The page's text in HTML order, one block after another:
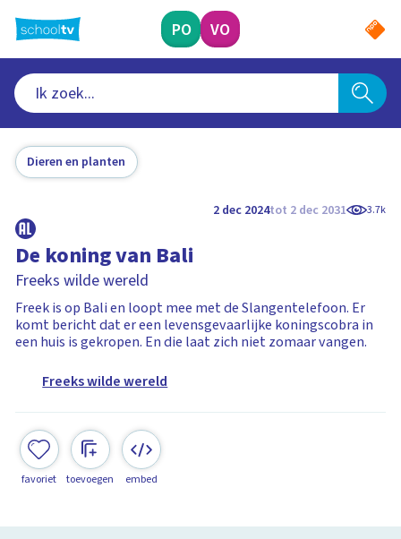
naar
hoofdinhoud
PO VO
Dieren en planten
2 dec 2024tot 2 dec 2031 3.7k
De koning van Bali
Freeks wilde wereld
Freek is op Bali en loopt mee met de Slangentelefoon. Er
komt bericht dat er een levensgevaarlijke koningscobra in
een huis is gekropen. En die laat zich niet zomaar vangen.
Freeks wilde wereld
favoriet toevoegen embed